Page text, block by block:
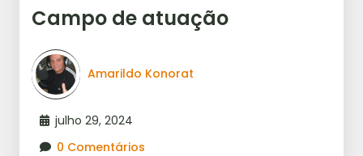
Campo de atuação
Amarildo Konorat
julho 29, 2024
0 Comentários